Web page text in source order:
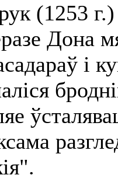
(1253 г.)
Дона
і